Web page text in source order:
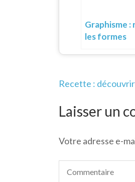
Graphisme
les formes
Navigation
l’article
Recette : découvrir
Laisser un
Votre adresse e-